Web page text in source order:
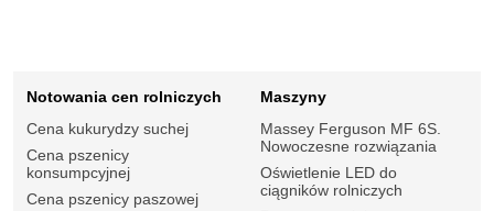
Notowania cen rolniczych
Cena kukurydzy suchej
Cena pszenicy
konsumpcyjnej
Cena pszenicy paszowej
Maszyny
Massey Ferguson MF 6S.
Nowoczesne rozwiązania
Oświetlenie LED do
ciągników rolniczych